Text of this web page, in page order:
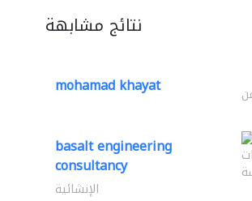
نتائج مشابهة
mohamad khayat
basalt engineering
consultancy
الإنشائية